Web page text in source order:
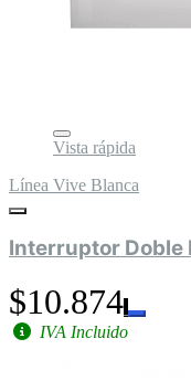
Vista rápida
Línea Vive Blanca
Interruptor Doble
$10.874
IVA Incluido